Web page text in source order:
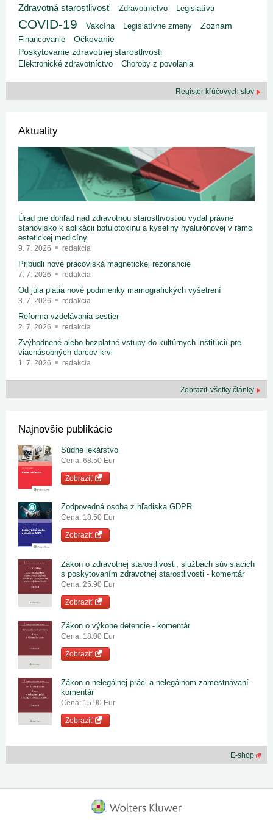
Zdravotná starostlivosť Zdravotníctvo Legislatíva
COVID-19 Vakcína Legislatívne zmeny
Zoznam
Financovanie
Očkovanie
Poskytovanie zdravotnej starostlivosti
Elektronické zdravotníctvo Choroby z povolania
Register kľúčových slov
Aktuality
Úrad pre dohľad nad zdravotnou starostlivosťou vydal právne
stanovisko k aplikácii botulotoxínu a kyseliny hyalurónovej v rámci
estetickej medicíny
9. 7. 2026 redakcia
Pribudli nové pracoviská magnetickej rezonancie
7. 7. 2026 redakcia
Od júla platia nové podmienky mamografických vyšetrení
3. 7. 2026 redakcia
Reforma vzdelávania sestier
2. 7. 2026 redakcia
Zvýhodnené alebo bezplatné vstupy do kultúrnych inštitúcií pre
viacnásobných darcov krvi
1. 7. 2026 redakcia
Zobraziť všetky články
Najnovšie publikácie
Súdne lekárstvo
Cena: 68.50 Eur
Zobraziť
Zodpovedná osoba z hľadiska GDPR
Cena: 18.50 Eur
Zobraziť
Zákon o zdravotnej starostlivosti, službách súvisiacich
s poskytovaním zdravotnej starostlivosti - komentár
Cena: 25.90 Eur
Zobraziť
Zákon o výkone detencie - komentár
Cena: 18.00 Eur
Zobraziť
Zákon o nelegálnej práci a nelegálnom zamestnávaní -
komentár
Cena: 15.90 Eur
Zobraziť
E-shop